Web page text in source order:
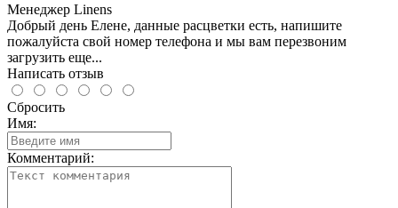
Менеджер Linens
Добрый день Елене, данные расцветки есть, напишите
пожалуйста свой номер телефона и мы вам перезвоним
загрузить еще...
Написать отзыв
Сбросить
Имя:
Комментарий: